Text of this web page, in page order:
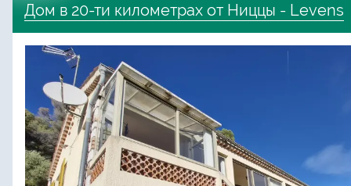
Дом в 20-ти километрах от Ниццы - Levens